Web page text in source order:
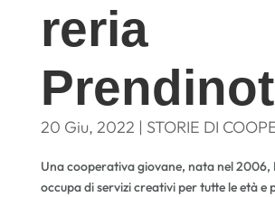
reria
20 Giu, 2022 | STORIE DI
Una cooperativa giovane, nata nel 2006,
occupa di servizi creativi per tutte le età e